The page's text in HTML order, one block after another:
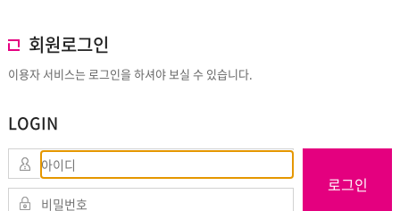
회원로그인
이용자 서비스는 로그인을 하셔야 보실 수 있습니다.
LOGIN
로그인